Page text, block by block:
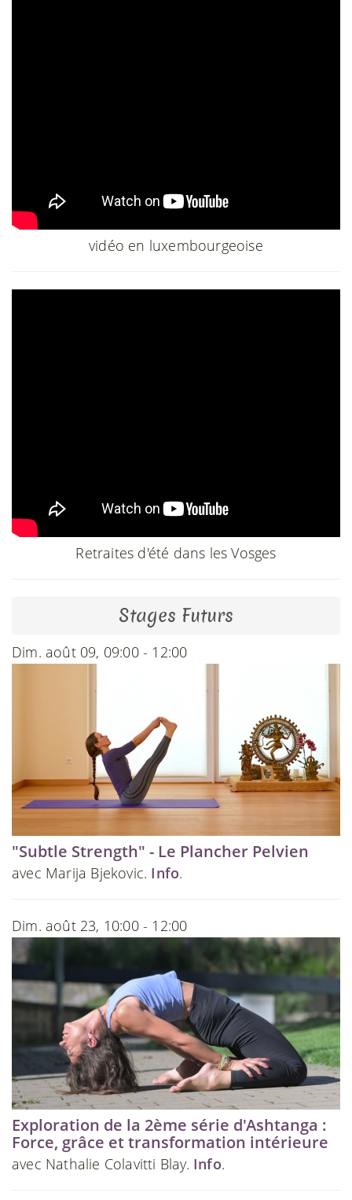
vidéo en luxembourgeoise
Retraites d'été dans les Vosges
Stages Futurs
Dim. août 09, 09:00 - 12:00
"Subtle Strength" - Le Plancher Pelvien
avec Marija Bjekovic. Info.
Dim. août 23, 10:00 - 12:00
Exploration de la 2ème série d'Ashtanga :
Force, grâce et transformation intérieure
avec Nathalie Colavitti Blay. Info.